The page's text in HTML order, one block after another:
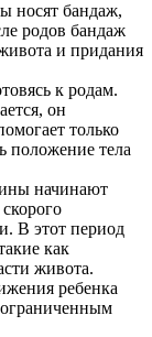
носят бандаж,
родов бандаж
и придания
к родам.
он
только
положение тела
начинают
В этот период
как
живота.
ребенка
ограниченным